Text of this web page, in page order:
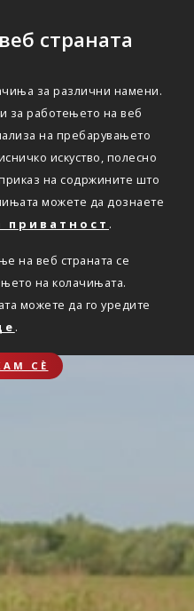
страната
за различни намени.
за работењето на веб
на пребарувањето
искуство, полесно
на содржините што
можете да дознаете
приватност .
на веб страната се
на колачињата.
можете да го уредите
.
СЀ